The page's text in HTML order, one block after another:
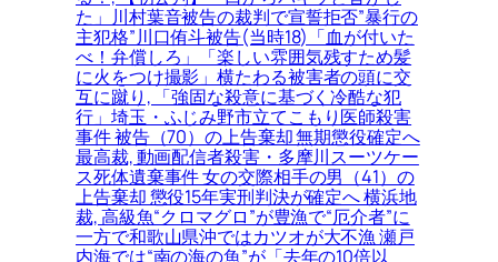
た」川村葉音被告の裁判で宣誓拒否”暴行の
主犯格”川口侑斗被告(当時18)「血が付いた
べ！弁償しろ」「楽しい雰囲気残すため髪
に火をつけ撮影」横たわる被害者の頭に交
互に蹴り, 「強固な殺意に基づく冷酷な犯
行」埼玉・ふじみ野市立てこもり医師殺害
事件 被告（70）の上告棄却 無期懲役確定へ
最高裁, 動画配信者殺害・多摩川スーツケー
ス死体遺棄事件 女の交際相手の男（41）の
上告棄却 懲役15年実刑判決が確定へ 横浜地
裁, 高級魚“クロマグロ”が豊漁で“厄介者”に
一方で和歌山県沖ではカツオが大不漁 瀬戸
内海では“南の海の魚”が「去年の10倍以